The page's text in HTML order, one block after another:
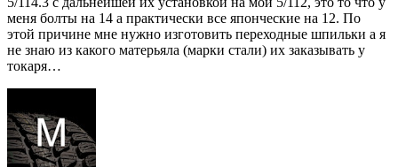
меня болты на 14 а практически все японческие на 12. По
этой причине мне нужно изготовить переходные шпильки а я
не знаю из какого матерьяла (марки стали) их заказывать у
токаря…